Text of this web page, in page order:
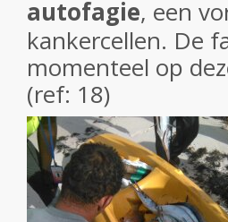
autofagie, een
kankercellen. De
momenteel op
(ref: 18)